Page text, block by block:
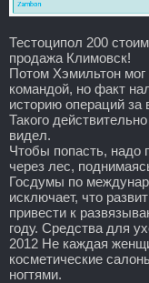
Тестоципол 200
продажа Климовск!
Потом Хэмильтон мог
командой, но факт
историю операций
Такого
видел.
Чтобы попасть, надо
через лес,
Госдумы по
исключает, что
привести к
году. Средства для
2012 Не каждая
косметические
ногтями.